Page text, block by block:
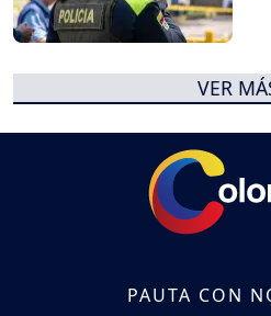
VER
PAUTA CON